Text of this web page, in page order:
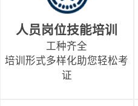
人员岗位技能培训
工种齐全
培训形式多样化助您轻松考
证